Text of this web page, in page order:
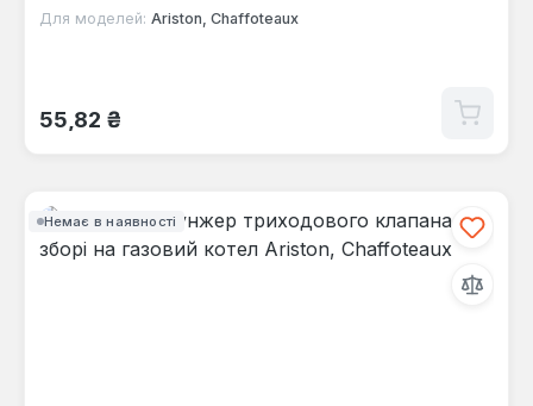
Для моделей: Ariston, Chaffoteaux
Звичайна ціна:
55,82 ₴
Немає в наявності